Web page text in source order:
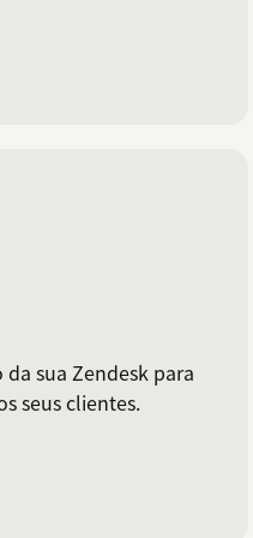
sua Zendesk para
seus clientes.